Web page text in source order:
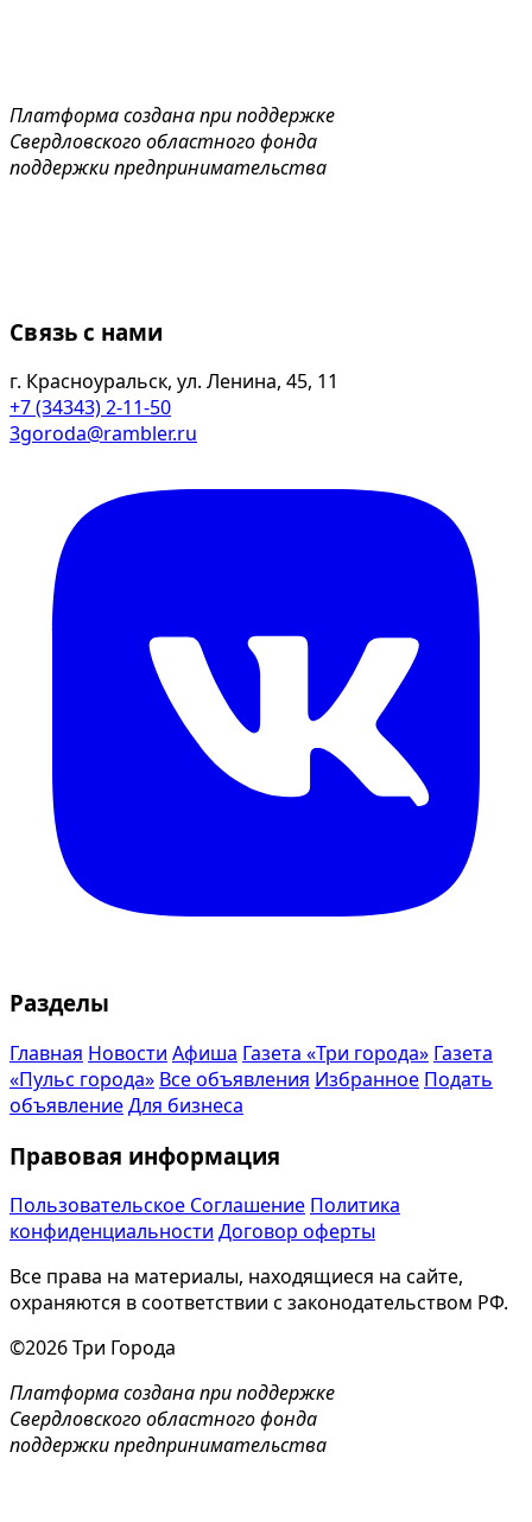
Платформа создана при поддержке
Свердловского областного фонда
поддержки предпринимательства
Связь с нами
г. Красноуральск, ул. Ленина, 45, 11
+7 (34343) 2-11-50
3goroda@rambler.ru
Разделы
Главная Новости Афиша Газета «Три города» Газета
«Пульс города» Все объявления Избранное Подать
объявлениеДля бизнеса
Правовая информация
Пользовательское Соглашение Политика
конфиденциальности Договор оферты
Все права на материалы, находящиеся на сайте,
охраняются в соответствии с законодательством РФ.
©2026 Три Города
Платформа создана при поддержке
Свердловского областного фонда
поддержки предпринимательства